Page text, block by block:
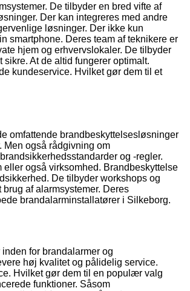
De tilbyder en bred vifte af
Der kan integreres med andre
løsninger. Der ikke kun
smartphone. Deres team af teknikere er
hjem og erhvervslokaler. De tilbyder
At de altid fungerer optimalt.
kundeservice. Hvilket gør dem til et
omfattende brandbeskyttelsesløsninger
Men også rådgivning om
og -regler.
også virksomhed. Brandbeskyttelse
De tilbyder workshops og
af alarmsystemer. Deres
brandalarminstallatører i Silkeborg.
for brandalarmer og
høj kvalitet og pålidelig service.
Hvilket gør dem til en populær valg
funktioner. Såsom